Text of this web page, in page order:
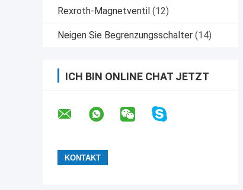
Rexroth-Magnetventil (12)
Neigen Sie Begrenzungsschalter (14)
ICH BIN ONLINE CHAT JETZT